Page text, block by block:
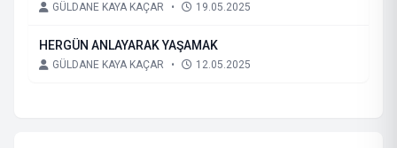
GÜLDANE KAYA KAÇAR • 19.05.2025
HERGÜN ANLAYARAK YAŞAMAK
GÜLDANE KAYA KAÇAR • 12.05.2025